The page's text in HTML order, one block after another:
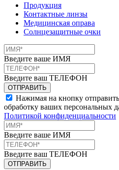
Продукция
Контактные линзы
Медицинская оправа
Солнцезащитные очки
Введите ваше ИМЯ
Введите ваш ТЕЛЕФОН
Нажимая на кнопку
обработку ваших персональных
Политикой конфиденциальности
Введите ваше ИМЯ
Введите ваш ТЕЛЕФОН